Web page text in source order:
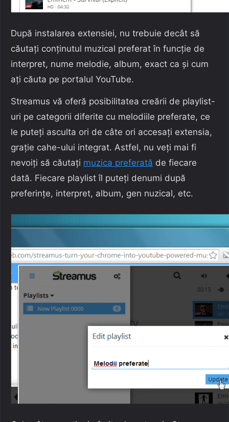
După instalarea extensiei, nu trebuie decât să
căutați conținutul muzical preferat în funcție de
interpret, nume melodie, album, exact ca și cum
ați căuta pe portalul YouTube.
Streamus vă oferă posibilitatea creării de playlist-
uri pe categorii diferite cu melodiile preferate, ce
le puteți asculta ori de câte ori accesați extensia,
grație cahe-ului integrat. Astfel, nu veți mai fi
nevoiți să căutați muzica preferată de fiecare
dată. Fiecare playlist îl puteți denumi după
preferințe, interpret, album, gen nuzical, etc.